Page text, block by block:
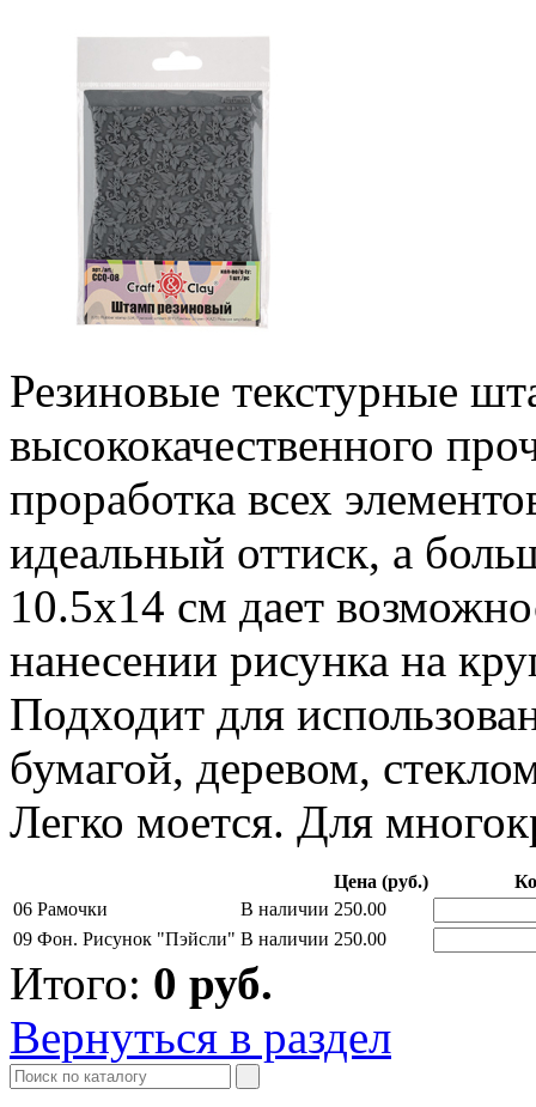
Резиновые текстурные
высококачественного
проработка всех
идеальный оттиск, а
10.5х14 см дает
нанесении рисунка на
Подходит для
бумагой, деревом,
Легко моется. Для
Цена (руб.)
06 Рамочки
В наличии 250.00
09 Фон. Рисунок "Пэйсли" В наличии 250.00
Итого: 0 руб.
Вернуться в раздел